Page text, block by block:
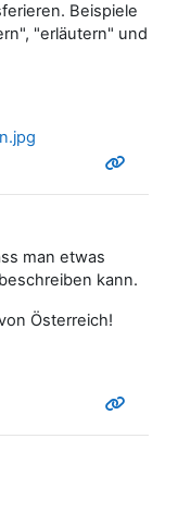
Beispiele
"erläutern" und
man etwas
kann.
Österreich!